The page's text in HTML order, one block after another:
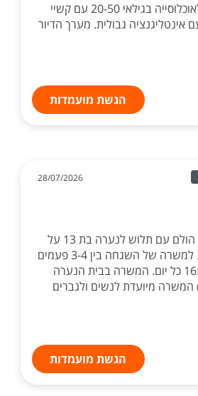
מערך דיור המיועד לאוכלוסייה בגילאי 20-50 עם קשיי
אינטליגנציה גבולית. מערך הדיור
הגשת מועמדות
28/07/2026
דרושה חונכת בשכר הולם עם תלוש לנערה בת 13 על
הרצף בתפקוד נמוך. למשרה של השגחה בין 3-4 פעמים
בשבוע מהשעה 16:00 כל יום. המשרה בבית הנערה
המשרה מיועדת לנשים ולגברים
הגשת מועמדות